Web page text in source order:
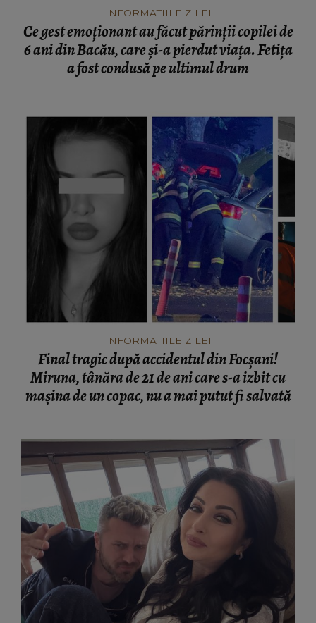
INFORMATIILE ZILEI
Ce gest emoționant au făcut părinții copilei de
6 ani din Bacău, care și-a pierdut viața. Fetița
a fost condusă pe ultimul drum
INFORMATIILE ZILEI
Final tragic după accidentul din Focșani!
Miruna, tânăra de 21 de ani care s-a izbit cu
mașina de un copac, nu a mai putut fi salvată